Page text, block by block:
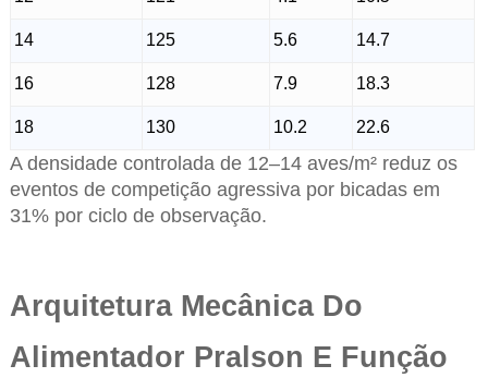
14 125 5.6 14.7
16 128 7.9 18.3
18 130 10.2 22.6
A densidade controlada de 12–14 aves/m² reduz os
eventos de competição agressiva por bicadas em
31% por ciclo de observação.
Arquitetura Mecânica Do
Alimentador Pralson E Função